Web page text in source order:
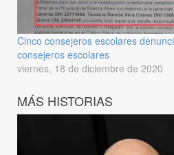
Cinco consejeros escolares
consejeros escolares
viernes, 18 de diciembre de 2020
MÁS HISTORIAS